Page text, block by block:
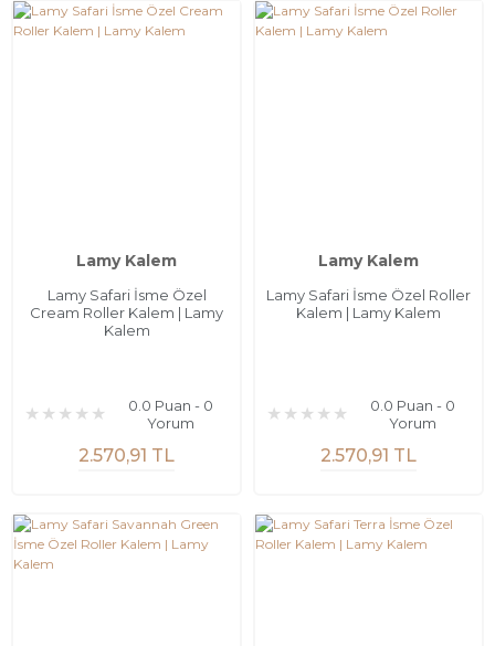
Lamy Kalem
Lamy Safari İsme Özel
Cream Roller Kalem | Lamy
Kalem
0.0 Puan - 0
Yorum
2.570,91 TL
Lamy Kalem
Lamy Safari İsme Özel Roller
Kalem | Lamy Kalem
0.0 Puan - 0
Yorum
2.570,91 TL